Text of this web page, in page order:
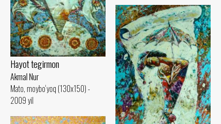
Hayot tegirmon
Akmal Nur
Mato, moybo‘yoq (130x150) -
2009 yil